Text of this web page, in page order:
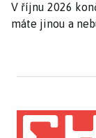
V říjnu 2026
máte jinou a